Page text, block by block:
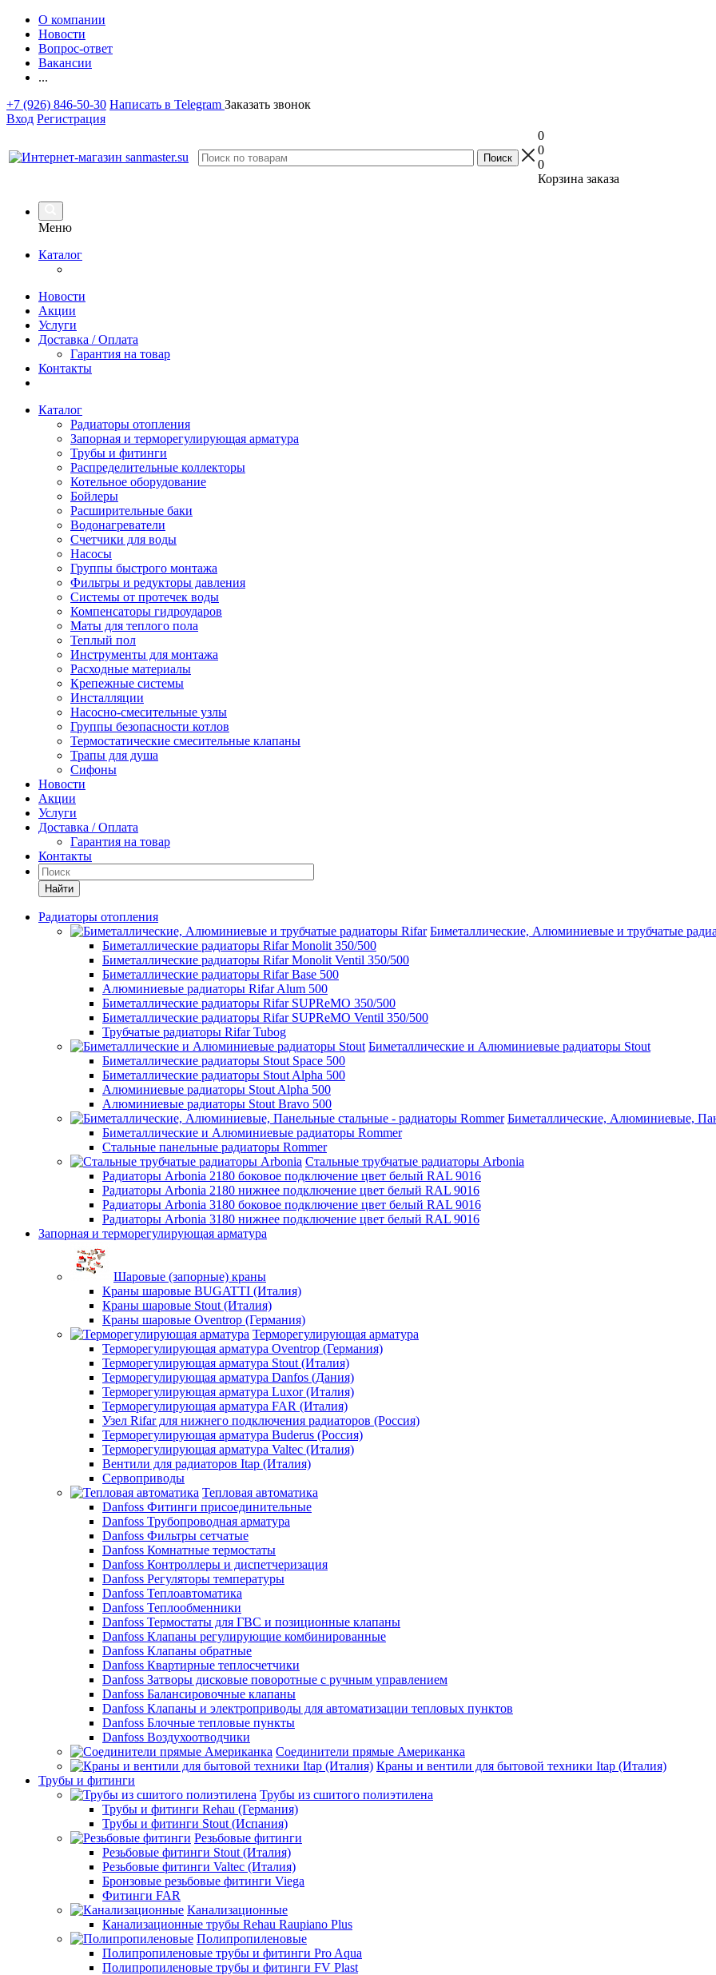
О компании
Новости
Вопрос-ответ
Вакансии
...
+7 (926) 846-50-30 Написать в Telegram Заказать звонок
Вход Регистрация
0
0
0
Корзина заказа
Меню
Каталог
Новости
Акции
Услуги
Доставка / Оплата
Гарантия на товар
Контакты
Каталог
Радиаторы отопления
Запорная и терморегулирующая арматура
Трубы и фитинги
Распределительные коллекторы
Котельное оборудование
Бойлеры
Расширительные баки
Водонагреватели
Счетчики для воды
Насосы
Группы быстрого монтажа
Фильтры и редукторы давления
Системы от протечек воды
Компенсаторы гидроударов
Маты для теплого пола
Теплый пол
Инструменты для монтажа
Расходные материалы
Крепежные системы
Инсталляции
Насосно-смесительные узлы
Группы безопасности котлов
Термостатические смесительные клапаны
Трапы для душа
Сифоны
Новости
Акции
Услуги
Доставка / Оплата
Гарантия на товар
Контакты
Найти
Радиаторы отопления
Биметаллические, Алюминиевые и трубчатые
Биметаллические радиаторы Rifar Monolit 350/500
Биметаллические радиаторы Rifar Monolit Ventil 350/500
Биметаллические радиаторы Rifar Base 500
Алюминиевые радиаторы Rifar Alum 500
Биметаллические радиаторы Rifar SUPReMO 350/500
Биметаллические радиаторы Rifar SUPReMO Ventil 350/500
Трубчатые радиаторы Rifar Tubog
Биметаллические и Алюминиевые радиаторы Stout
Биметаллические радиаторы Stout Space 500
Биметаллические радиаторы Stout Alpha 500
Алюминиевые радиаторы Stout Alpha 500
Алюминиевые радиаторы Stout Bravo 500
Биметаллические, Алюминиевые,
Биметаллические и Алюминиевые радиаторы Rommer
Стальные панельные радиаторы Rommer
Стальные трубчатые радиаторы Arbonia
Радиаторы Arbonia 2180 боковое подключение цвет белый RAL 9016
Радиаторы Arbonia 2180 нижнее подключение цвет белый RAL 9016
Радиаторы Arbonia 3180 боковое подключение цвет белый RAL 9016
Радиаторы Arbonia 3180 нижнее подключение цвет белый RAL 9016
Запорная и терморегулирующая арматура
Шаровые (запорные) краны
Краны шаровые BUGATTI (Италия)
Краны шаровые Stout (Италия)
Краны шаровые Oventrop (Германия)
Терморегулирующая арматура
Терморегулирующая арматура Oventrop (Германия)
Терморегулирующая арматура Stout (Италия)
Терморегулирующая арматура Danfos (Дания)
Терморегулирующая арматура Luxor (Италия)
Терморегулирующая арматура FAR (Италия)
Узел Rifar для нижнего подключения радиаторов (Россия)
Терморегулирующая арматура Buderus (Россия)
Терморегулирующая арматура Valtec (Италия)
Вентили для радиаторов Itap (Италия)
Сервоприводы
Тепловая автоматика
Danfoss Фитинги присоединительные
Danfoss Трубопроводная арматура
Danfoss Фильтры сетчатые
Danfoss Комнатные термостаты
Danfoss Контроллеры и диспетчеризация
Danfoss Регуляторы температуры
Danfoss Теплоавтоматика
Danfoss Теплообменники
Danfoss Термостаты для ГВС и позиционные клапаны
Danfoss Клапаны регулирующие комбинированные
Danfoss Клапаны обратные
Danfoss Квартирные теплосчетчики
Danfoss Затворы дисковые поворотные с ручным управлением
Danfoss Балансировочные клапаны
Danfoss Клапаны и электроприводы для автоматизации тепловых пунктов
Danfoss Блочные тепловые пункты
Danfoss Воздухоотводчики
Соединители прямые Американка
Краны и вентили для бытовой техники Itap (Италия)
Трубы и фитинги
Трубы из сшитого полиэтилена
Трубы и фитинги Rehau (Германия)
Трубы и фитинги Stout (Испания)
Резьбовые фитинги
Резьбовые фитинги Stout (Италия)
Резьбовые фитинги Valtec (Италия)
Бронзовые резьбовые фитинги Viega
Фитинги FAR
Канализационные
Канализационные трубы Rehau Raupiano Plus
Полипропиленовые
Полипропиленовые трубы и фитинги Pro Aqua
Полипропиленовые трубы и фитинги FV Plast